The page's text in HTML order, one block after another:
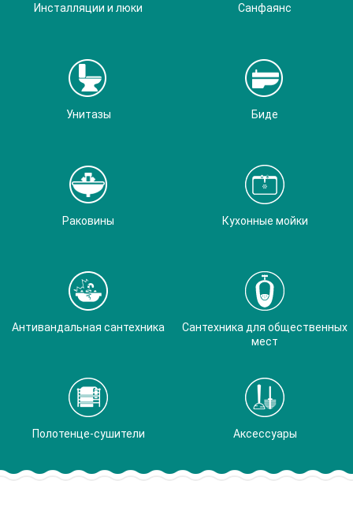
Инсталляции и люки Санфаянс
Унитазы Биде
Раковины Кухонные мойки
Антивандальная сантехника
Сантехника для общественных
мест
Полотенце-сушители Аксессуары